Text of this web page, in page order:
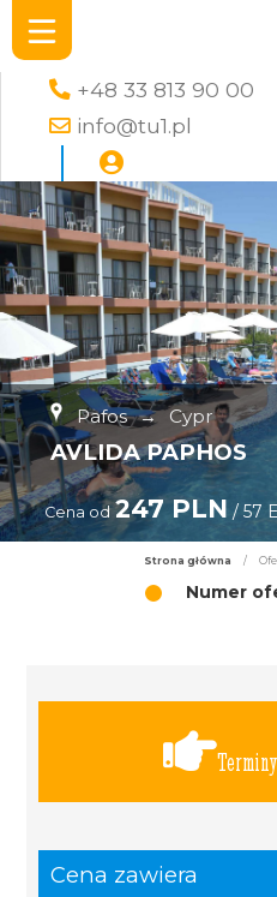
+48 33 813 90 00
info@tu1.pl
Pafos → Cypr
AVLIDA PAPHOS
Cena od 247 PLN / 57
Strona główna /
Numer
Cena zawiera